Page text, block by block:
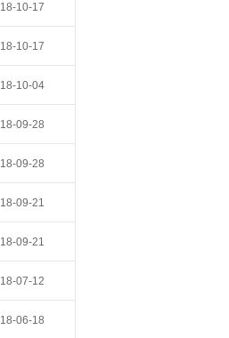
18-10-17
18-10-17
18-10-04
18-09-28
18-09-28
18-09-21
18-09-21
18-07-12
18-06-18